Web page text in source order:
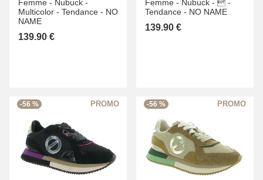
Femme - Nubuck -
Multicolor - Tendance - NO
NAME
139.90 €
Femme - Nubuck -  -
Tendance - NO NAME
139.90 €
-56 % -56 %